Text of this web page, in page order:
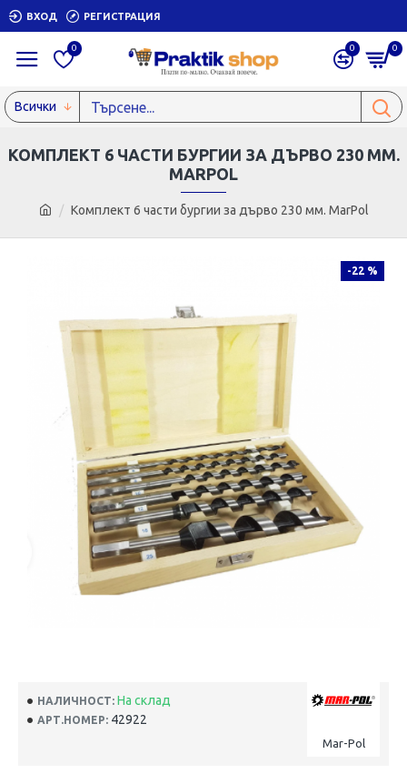
ВХОД РЕГИСТРАЦИЯ
0 0 0
Всички
Комплект 6 части бургии за дърво 230 мм. MarPol
КОМПЛЕКТ 6 ЧАСТИ БУРГИИ ЗА ДЪРВО 230 ММ.
MARPOL
-22 %
НАЛИЧНОСТ: На склад
АРТ.НОМЕР: 42922
Mar-Pol